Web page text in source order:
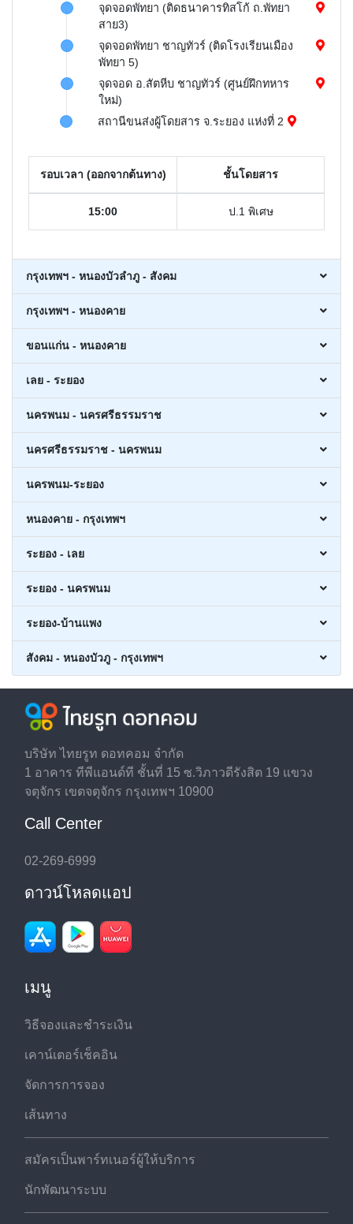
จุดจอดพัทยา (ติดธนาคารทิสโก้ ถ.พัทยา
สาย3)
จุดจอดพัทยา ชาญทัวร์ (ติดโรงเรียนเมือง
พัทยา 5)
จุดจอด อ.สัตหีบ ชาญทัวร์ (ศูนย์ฝึกทหาร
ใหม่)
สถานีขนส่งผู้โดยสาร จ.ระยอง แห่งที่ 2
รอบเวลา (ออกจากต้นทาง) ชั้นโดยสาร
15:00 ป.1 พิเศษ
กรุงเทพฯ - หนองบัวลำภู - สังคม
กรุงเทพฯ - หนองคาย
ขอนแก่น - หนองคาย
เลย - ระยอง
นครพนม - นครศรีธรรมราช
นครศรีธรรมราช - นครพนม
นครพนม-ระยอง
หนองคาย - กรุงเทพฯ
ระยอง - เลย
ระยอง - นครพนม
ระยอง-บ้านแพง
สังคม - หนองบัวภู - กรุงเทพฯ
บริษัท ไทยรูท ดอทคอม จำกัด
1 อาคาร ทีพีแอนด์ที ชั้นที่ 15 ซ.วิภาวดีรังสิต 19 แขวง
จตุจักร เขตจตุจักร กรุงเทพฯ 10900
Call Center
02-269-6999
ดาวน์โหลดแอป
เมนู
วิธีจองและชำระเงิน
เคาน์เตอร์เช็คอิน
จัดการการจอง
เส้นทาง
สมัครเป็นพาร์ทเนอร์ผู้ให้บริการ
นักพัฒนาระบบ